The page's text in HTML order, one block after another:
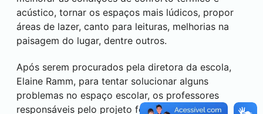
acústico, tornar os espaços mais lúdicos, propor
áreas de lazer, canto para leituras, melhorias na
paisagem do lugar, dentre outros.
Após serem procurados pela diretora da escola,
Elaine Ramm, para tentar solucionar alguns
problemas no espaço escolar, os professores
responsáveis pelo projeto foram ao local e